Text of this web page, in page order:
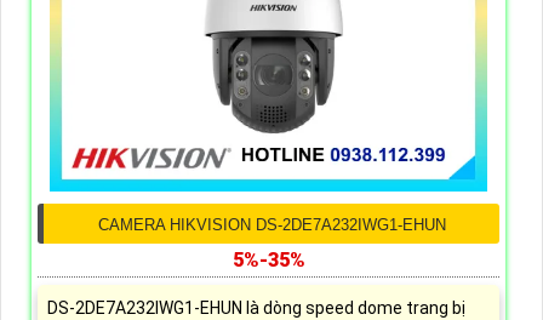
CAMERA HIKVISION DS-2DE7A232IWG1-EHUN
5%-35%
DS-2DE7A232IWG1-EHUN là dòng speed dome trang bị